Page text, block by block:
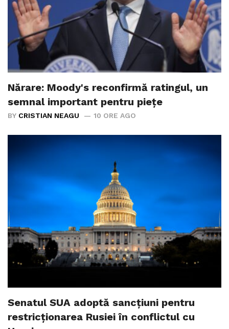
Nărare: Moody's reconfirmă ratingul, un
semnal important pentru piețe
BY CRISTIAN NEAGU 10 ORE AGO
Senatul SUA adoptă sancțiuni pentru
restricționarea Rusiei în conflictul cu